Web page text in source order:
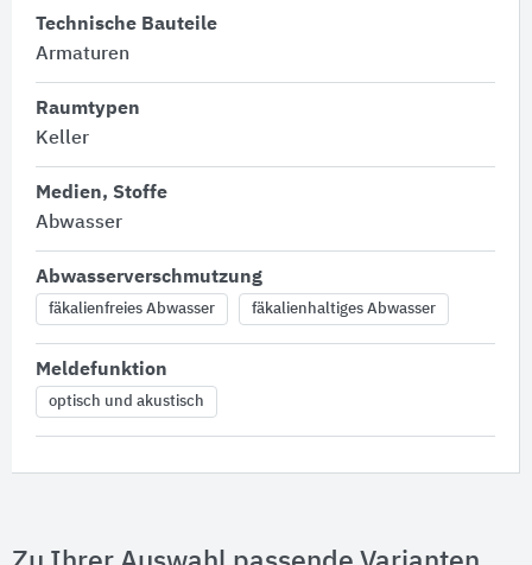
Technische Bauteile
Armaturen
Raumtypen
Keller
Medien, Stoffe
Abwasser
Abwasserverschmutzung
fäkalienfreies Abwasser fäkalienhaltiges Abwasser
Meldefunktion
optisch und akustisch